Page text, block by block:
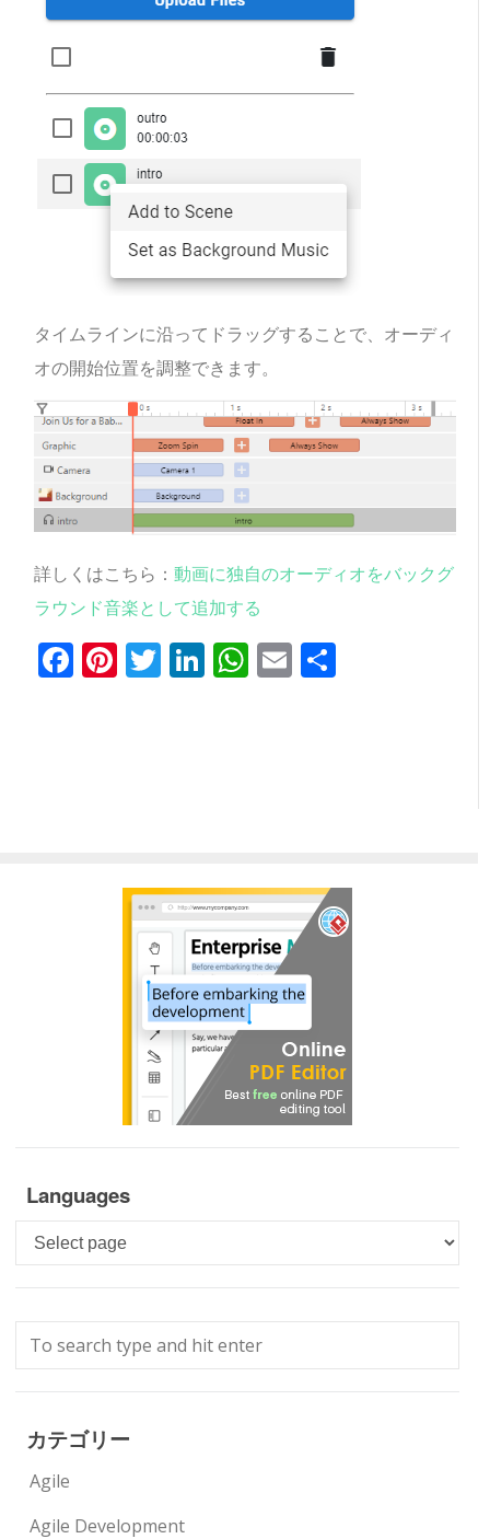
タイムラインに沿ってドラッグすることで、オーディ
オの開始位置を調整できます。
詳しくはこちら：動画に独自のオーディオをバックグ
ラウンド音楽として追加する
Facebook
Pinterest
Twitter
LinkedIn
WhatsApp
Email
Languages
Languages
カテゴリー
Agile
Agile Development